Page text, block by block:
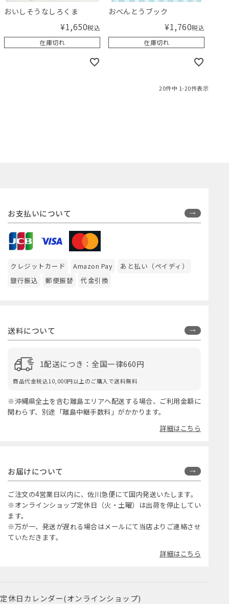
おいしそうなしろくま
¥1,650税込
在庫切れ
おべんとうブック
¥1,760税込
在庫切れ
20件中 1-20件表示
お支払いについて
クレジットカード Amazon Pay
あと払い（ペイディ）
銀行振込
郵便振替 代金引換
送料について
1配送につき：全国一律660円
商品代金税込10,000円以上のご購入で送料無料
※沖縄県全土を含む離島エリアへ配送する場合、ご利用金額に
関わらず、別途「離島中継手数料」がかかります。
詳細はこちら
お届けについて
ご注文の4営業日以内に、佐川急便にて国内発送いたします。
※オンラインショップ定休日（火・土曜）は出荷を停止してい
ます。
※万が一、発送が遅れる場合はメールにて当店よりご連絡させ
ていただきます。
詳細はこちら
定休日カレンダー(オンラインショップ)